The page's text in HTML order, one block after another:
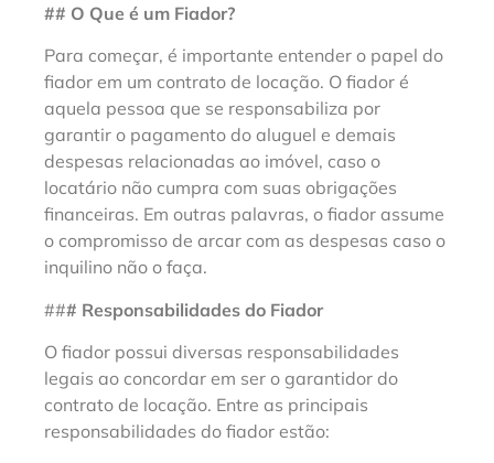
## O Que é um Fiador?
Para começar, é importante entender o papel do
fiador em um contrato de locação. O fiador é
aquela pessoa que se responsabiliza por
garantir o pagamento do aluguel e demais
despesas relacionadas ao imóvel, caso o
locatário não cumpra com suas obrigações
financeiras. Em outras palavras, o fiador assume
o compromisso de arcar com as despesas caso o
inquilino não o faça.
### Responsabilidades do Fiador
O fiador possui diversas responsabilidades
legais ao concordar em ser o garantidor do
contrato de locação. Entre as principais
responsabilidades do fiador estão: